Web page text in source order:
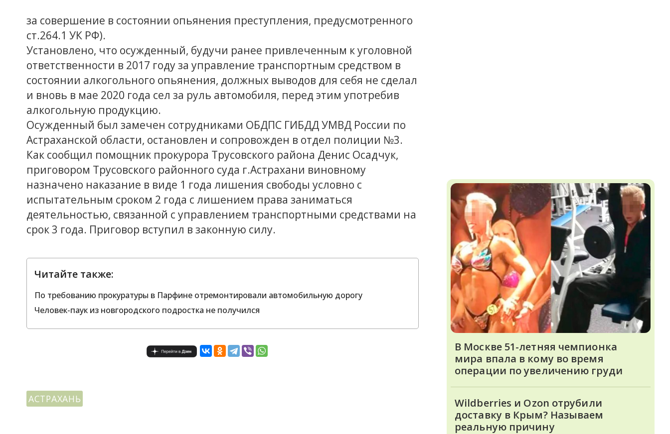
за совершение в состоянии опьянения преступления, предусмотренного
ст.264.1 УК РФ).
Установлено, что осужденный, будучи ранее привлеченным к уголовной
ответственности в 2017 году за управление транспортным средством в
состоянии алкогольного опьянения, должных выводов для себя не сделал
и вновь в мае 2020 года сел за руль автомобиля, перед этим употребив
алкогольную продукцию.
Осужденный был замечен сотрудниками ОБДПС ГИБДД УМВД России по
Астраханской области, остановлен и сопровожден в отдел полиции №3.
Как сообщил помощник прокурора Трусовского района Денис Осадчук,
приговором Трусовского районного суда г.Астрахани виновному
назначено наказание в виде 1 года лишения свободы условно с
испытательным сроком 2 года с лишением права заниматься
деятельностью, связанной с управлением транспортными средствами на
срок 3 года. Приговор вступил в законную силу.
Читайте также:
По требованию прокуратуры в Парфине отремонтировали автомобильную дорогу
Человек-паук из новгородского подростка не получился
АСТРАХАНЬ
В Москве 51-летняя чемпионка
мира впала в кому во время
операции по увеличению груди
Wildberries и Ozon отрубили
доставку в Крым? Называем
реальную причину